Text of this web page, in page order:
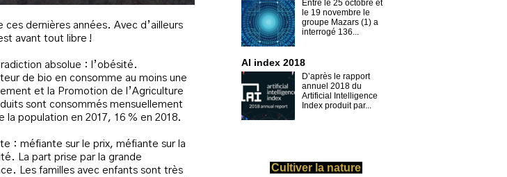
dernières années. Avec d’ailleurs
avant tout libre !
absolue : l’obésité.
de bio en consomme au moins une
et la Promotion de l’Agriculture
sont consommés mensuellement
la population en 2017, 16 % en 2018.
: méfiante sur le prix, méfiante sur la
La part prise par la grande
Les familles avec enfants sont très
Entre le 25 octobre et
le 19 novembre le
groupe Mazars (1) a
interrogé 136...
AI index 2018
D’après le rapport
annuel 2018 du
Artificial Intelligence
Index produit par...
Cultiver la nature